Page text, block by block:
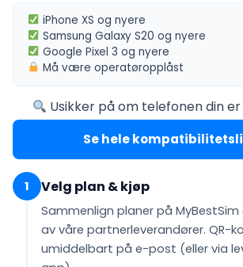
iPhone XS og nyere
Samsung Galaxy S20 og nyere
Google Pixel 3 og nyere
Må væreoperatøropplåst
Usikker på om telefonen din
Se hele
1 Velg plan & kjøp
Sammenlign planer på
av våre partnerleverandører. QR-
umiddelbart på e-post (eller via